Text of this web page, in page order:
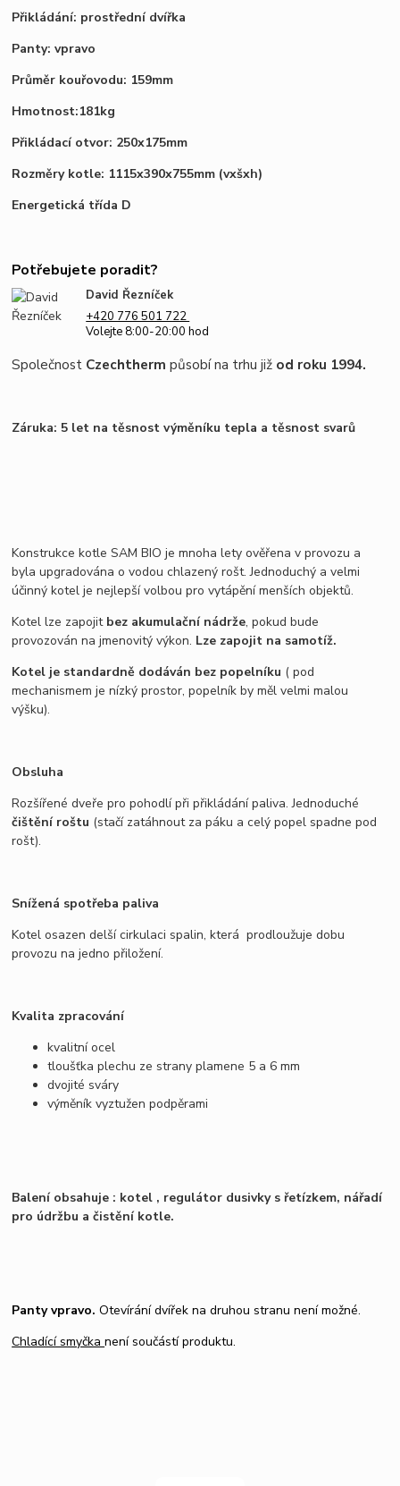
Přikládání: prostřední dvířka
Panty: vpravo
Průměr kouřovodu: 159mm
Hmotnost:181kg
Přikládací otvor: 250x175mm
Rozměry kotle: 1115x390x755mm (vxšxh)
Energetická třída D
Potřebujete poradit?
David Řezníček
+420 776 501 722
Volejte 8:00-20:00 hod
Společnost Czechthermpůsobí na trhu již od roku 1994.
Záruka: 5 let na těsnost výměníku tepla a těsnost svarů
Konstrukce kotle SAM BIO je mnoha lety ověřena v provozu a
byla upgradována o vodou chlazený rošt. Jednoduchý a velmi
účinný kotel je nejlepší volbou pro vytápění menších objektů.
Kotel lze zapojit bez akumulační nádrže, pokud bude
provozován na jmenovitý výkon. Lze zapojit na samotíž.
Kotel je standardně dodáván bez popelníku ( pod
mechanismem je nízký prostor, popelník by měl velmi malou
výšku).
Obsluha
Rozšířené dveře pro pohodlí při přikládání paliva. Jednoduché
čištění roštu (stačí zatáhnout za páku a celý popel spadne pod
rošt).
Snížená spotřeba paliva
Kotel osazen delší cirkulaci spalin, která prodloužuje dobu
provozu na jedno přiložení.
Kvalita zpracování
kvalitní ocel
tloušťka plechu ze strany plamene 5 a 6 mm
dvojité sváry
výměník vyztužen podpěrami
Balení obsahuje : kotel , regulátor dusivky s řetízkem, nářadí
pro údržbu a čistění kotle.
Panty vpravo.Otevírání dvířek na druhou stranu není možné.
Chladící smyčkanení součástí produktu.